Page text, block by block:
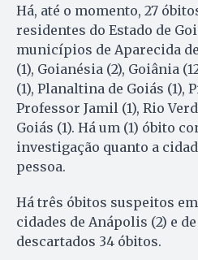
Há, até o momento, 27
residentes do Estado de
municípios de Aparecida
(1), Goianésia (2), Goiânia
(1), Planaltina de Goiás (1),
Professor Jamil (1), Rio
Goiás (1). Há um (1) óbito
investigação quanto a
pessoa.
Há três óbitos suspeitos
cidades de Anápolis (2) e
descartados 34 óbitos.